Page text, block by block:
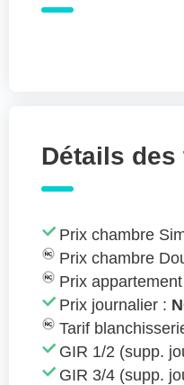
Détails des
Prix chambre
Prix chambre
Prix
Prix journalier :
Tarif
GIR 1/2 (supp.
GIR 3/4 (supp.